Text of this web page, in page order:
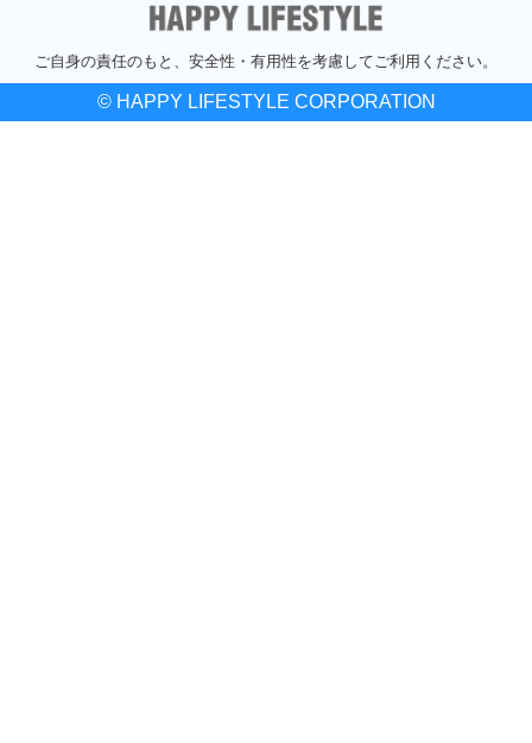
ご自身の責任のもと、安全性・有用性を考慮してご利用ください。
© HAPPY LIFESTYLE CORPORATION